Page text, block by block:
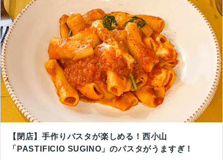
【閉店】手作りパスタが楽しめる！西小山
「PASTIFICIO SUGINO」のパスタがうますぎ！